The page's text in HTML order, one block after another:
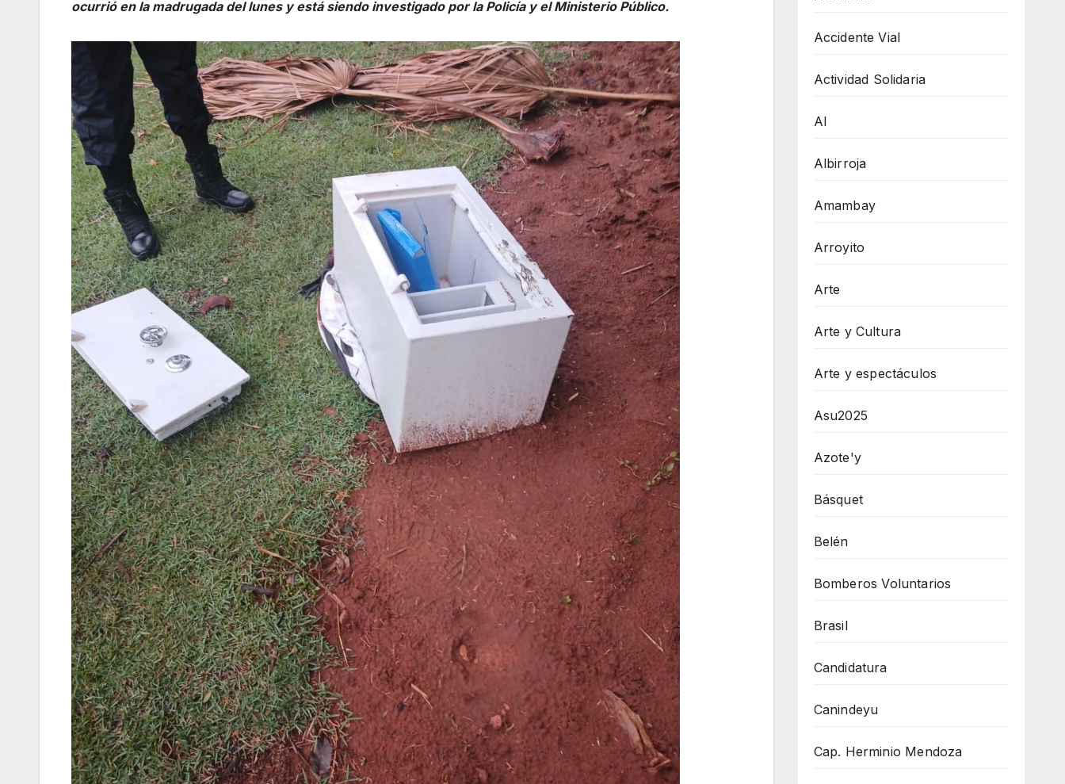
ocurrió en la madrugada del lunes y está siendo investigado por la Policía y el Ministerio Público.
Accidente Vial
Actividad Solidaria
AI
Albirroja
Amambay
Arroyito
Arte
Arte y Cultura
Arte y espectáculos
Asu2025
Azote'y
Básquet
Belén
Bomberos Voluntarios
Brasil
Candidatura
Canindeyu
Cap. Herminio Mendoza